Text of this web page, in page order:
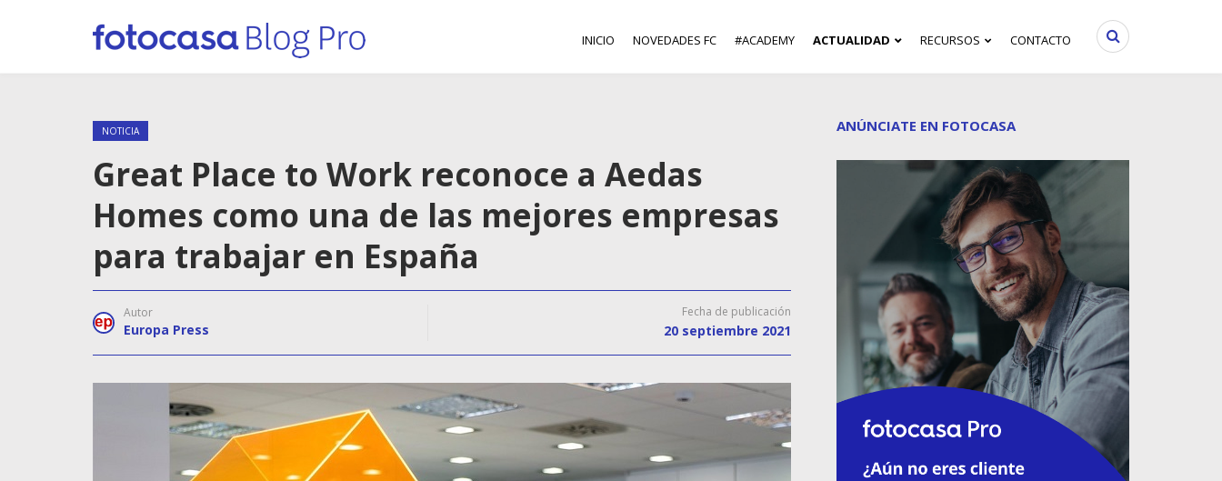
INICIO NOVEDADES FC #ACADEMY ACTUALIDAD RECURSOS CONTACTO
NOTICIA
Great Place to Work reconoce a Aedas
Homes como una de las mejores empresas
para trabajar en España
Autor
Europa Press
Fecha de publicación
20 septiembre 2021
ANÚNCIATE EN FOTOCASA